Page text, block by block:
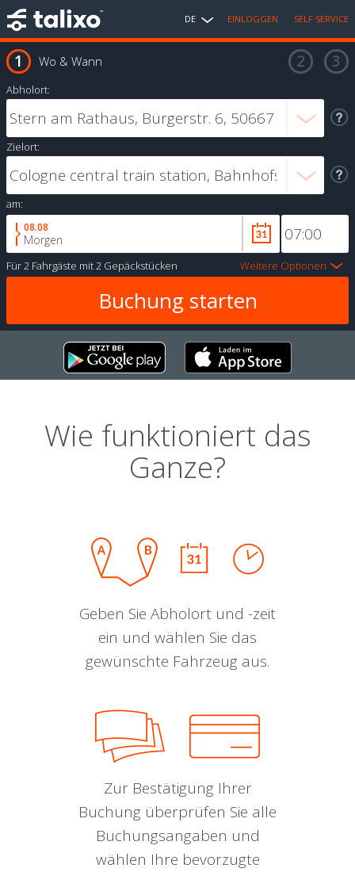
DE EINLOGGEN SELF SERVICE
Wo & Wann
Abholort:
Zielort:
am:
08.08
Morgen
Für2 Fahrgäste mit2 Gepäckstücken Weitere Optionen
Wie funktioniert das
Ganze?
Geben Sie Abholort und -zeit
ein und wählen Sie das
gewünschte Fahrzeug aus.
Zur Bestätigung Ihrer
Buchung überprüfen Sie alle
Buchungsangaben und
wählen Ihre bevorzugte